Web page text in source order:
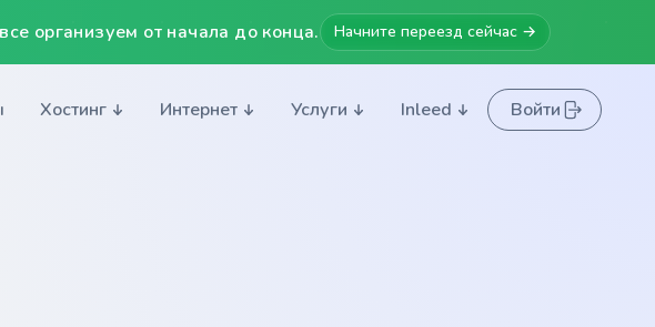
организуем от начала до конца. Начните переезд сейчас →
Хостинг Интернет Услуги Inleed Войти